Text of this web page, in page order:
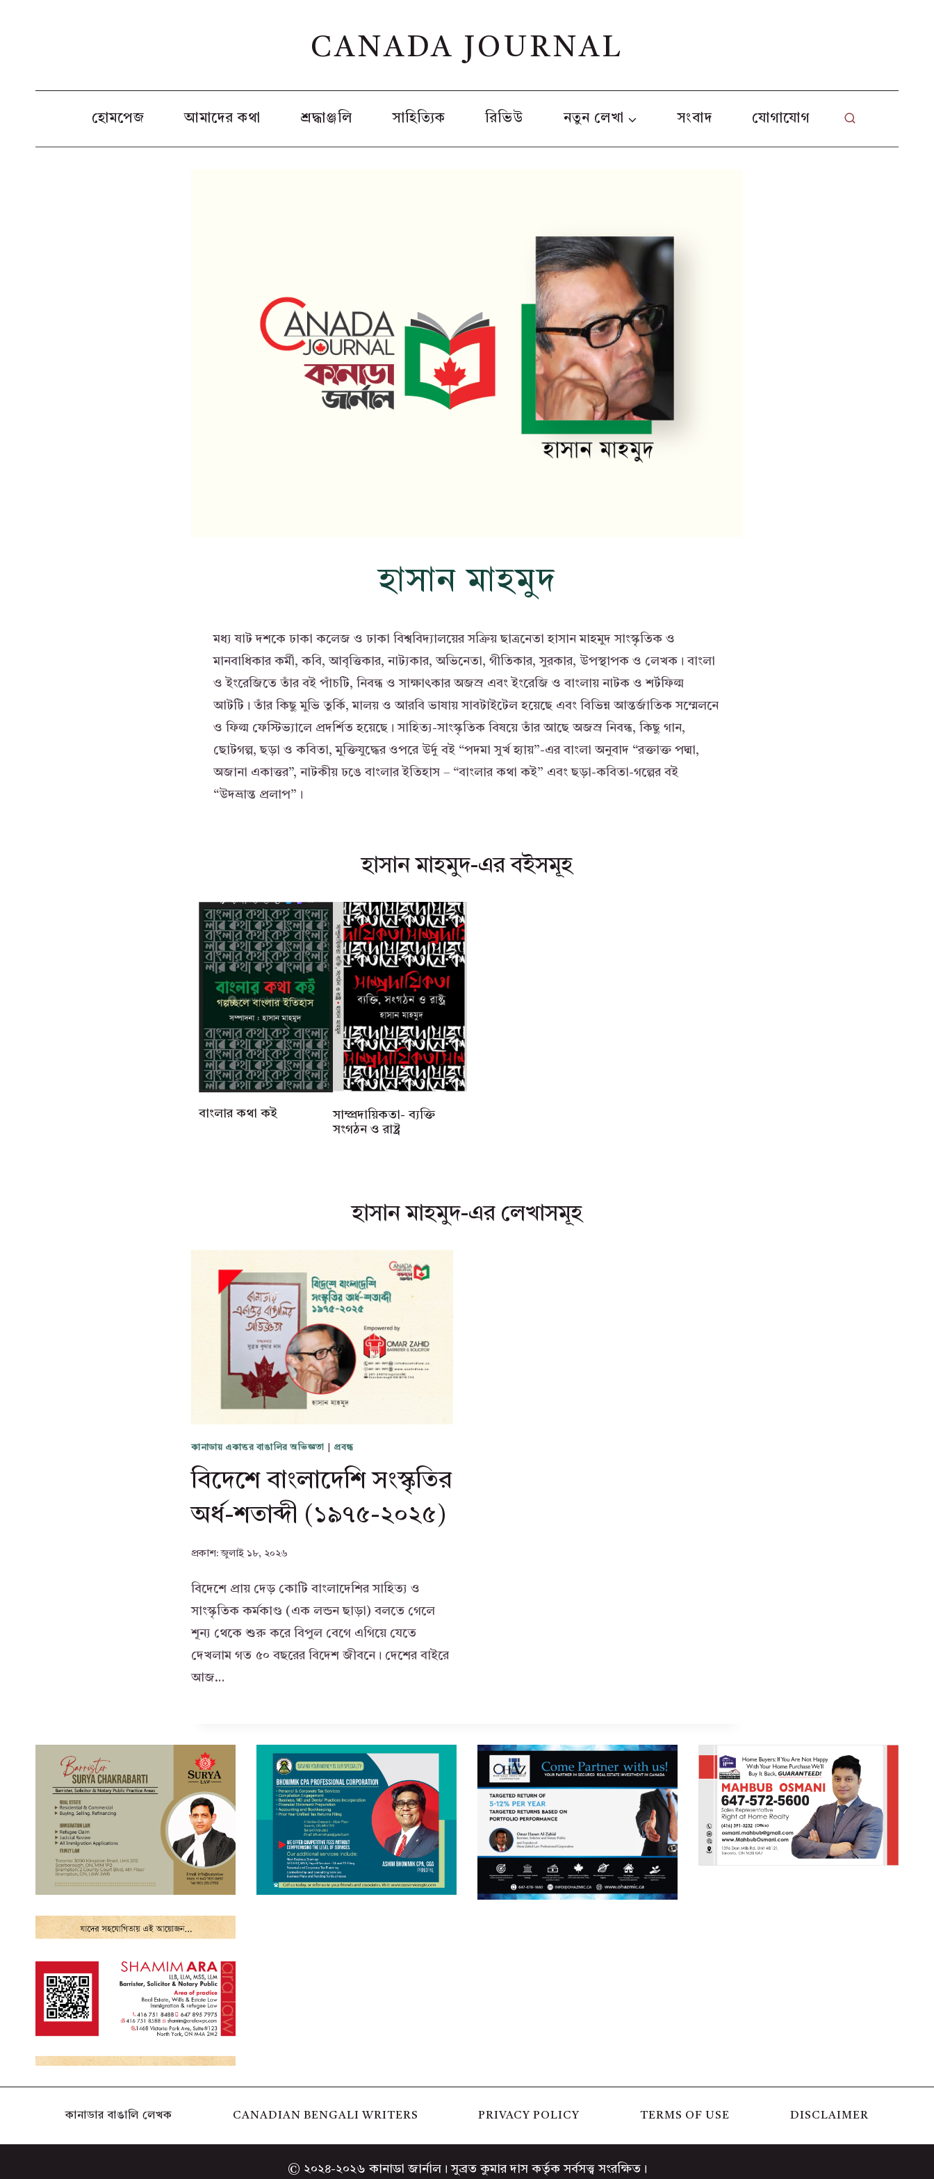
CANADA JOURNAL
হোমপেজ আমাদের কথা শ্রদ্ধাঞ্জলি সাহিত্যিক রিভিউ নতুন লেখা সংবাদ যোগাযোগ
হাসান মাহমুদ
মধ্য ষাট দশকে ঢাকা কলেজ ও ঢাকা বিশ্ববিদ্যালয়ের সক্রিয় ছাত্রনেতা হাসান মাহমুদ সাংস্কৃতিক ও
মানবাধিকার কর্মী, কবি, আবৃত্তিকার, নাট্যকার, অভিনেতা, গীতিকার, সুরকার, উপস্থাপক ও লেখক। বাংলা
ও ইংরেজিতে তাঁর বই পাঁচটি, নিবন্ধ ও সাক্ষাৎকার অজস্র এবং ইংরেজি ও বাংলায় নাটক ও শর্টফিল্ম
আটটি। তাঁর কিছু মুভি তুর্কি, মালয় ও আরবি ভাষায় সাবটাইটেল হয়েছে এবং বিভিন্ন আন্তর্জাতিক সম্মেলনে
ও ফিল্ম ফেস্টিভ্যালে প্রদর্শিত হয়েছে। সাহিত্য-সাংস্কৃতিক বিষয়ে তাঁর আছে অজস্র নিবন্ধ, কিছু গান,
ছোটগল্প, ছড়া ও কবিতা, মুক্তিযুদ্ধের ওপরে উর্দু বই “পদমা সুর্খ হ্যায়”-এর বাংলা অনুবাদ “রক্তাক্ত পদ্মা,
অজানা একাত্তর”, নাটকীয় ঢঙে বাংলার ইতিহাস – “বাংলার কথা কই” এবং ছড়া-কবিতা-গল্পের বই
“উদভ্রান্ত প্রলাপ”।
হাসান মাহমুদ-এর বইসমূহ
বাংলার কথা কই
সাম্প্রদায়িকতা- ব্যক্তি
সংগঠন ও রাষ্ট্র
হাসান মাহমুদ-এর লেখাসমূহ
কানাডায় একাত্তর বাঙালির অভিজ্ঞতা প্রবন্ধ
বিদেশে বাংলাদেশি সংস্কৃতির
অর্ধ-শতাব্দী (১৯৭৫-২০২৫)
প্রকাশ: জুলাই ১৮, ২০২৬
বিদেশে প্রায় দেড় কোটি বাংলাদেশির সাহিত্য ও
সাংস্কৃতিক কর্মকাণ্ড (এক লন্ডন ছাড়া) বলতে গেলে
শূন্য থেকে শুরু করে বিপুল বেগে এগিয়ে যেতে
দেখলাম গত ৫০ বছরের বিদেশ জীবনে। দেশের বাইরে
আজ…
কানাডার বাঙালি লেখক CANADIAN BENGALI WRITERS PRIVACY POLICY TERMS OF USE DISCLAIMER
© ২০২৪-২০২৬ কানাডা জার্নাল। সুব্রত কুমার দাস কর্তৃক সর্বসত্ত্ব সংরক্ষিত।